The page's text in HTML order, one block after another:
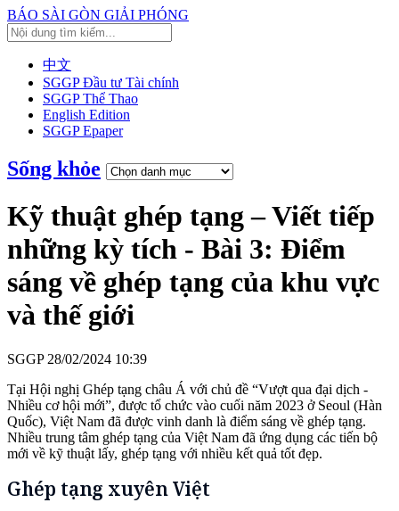
BÁO SÀI GÒN GIẢI PHÓNG
中文
SGGP Đầu tư Tài chính
SGGP Thể Thao
English Edition
SGGP Epaper
Sống khỏe
Kỹ thuật ghép tạng – Viết tiếp
những kỳ tích - Bài 3: Điểm
sáng về ghép tạng của khu vực
và thế giới
SGGP 28/02/2024 10:39
Tại Hội nghị Ghép tạng châu Á với chủ đề “Vượt qua đại dịch -
Nhiều cơ hội mới”, được tổ chức vào cuối năm 2023 ở Seoul (Hàn
Quốc), Việt Nam đã được vinh danh là điểm sáng về ghép tạng.
Nhiều trung tâm ghép tạng của Việt Nam đã ứng dụng các tiến bộ
mới về kỹ thuật lấy, ghép tạng với nhiều kết quả tốt đẹp.
Ghép tạng xuyên Việt